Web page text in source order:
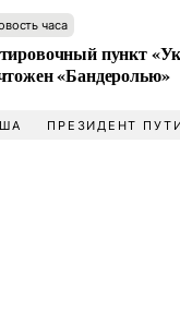
часа
пункт
«Бандеролью»
ПРЕЗИДЕНТ